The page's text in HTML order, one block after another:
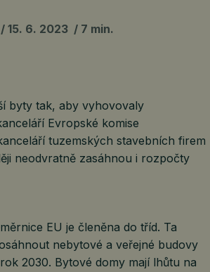
15. 6. 2023 7 min.
byty tak, aby vyhovovaly
Evropské komise
tuzemských stavebních firem
neodvratně zasáhnou i rozpočty
EU je členěna do tříd. Ta
nebytové a veřejné budovy
2030. Bytové domy mají lhůtu na